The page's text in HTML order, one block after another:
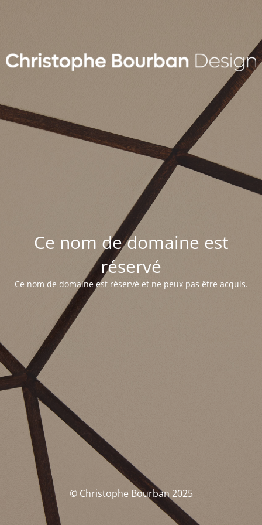
Ce nom de domaine est
réservé
Ce nom de domaine est réservé et ne peux pas être acquis.
© Christophe Bourban 2025